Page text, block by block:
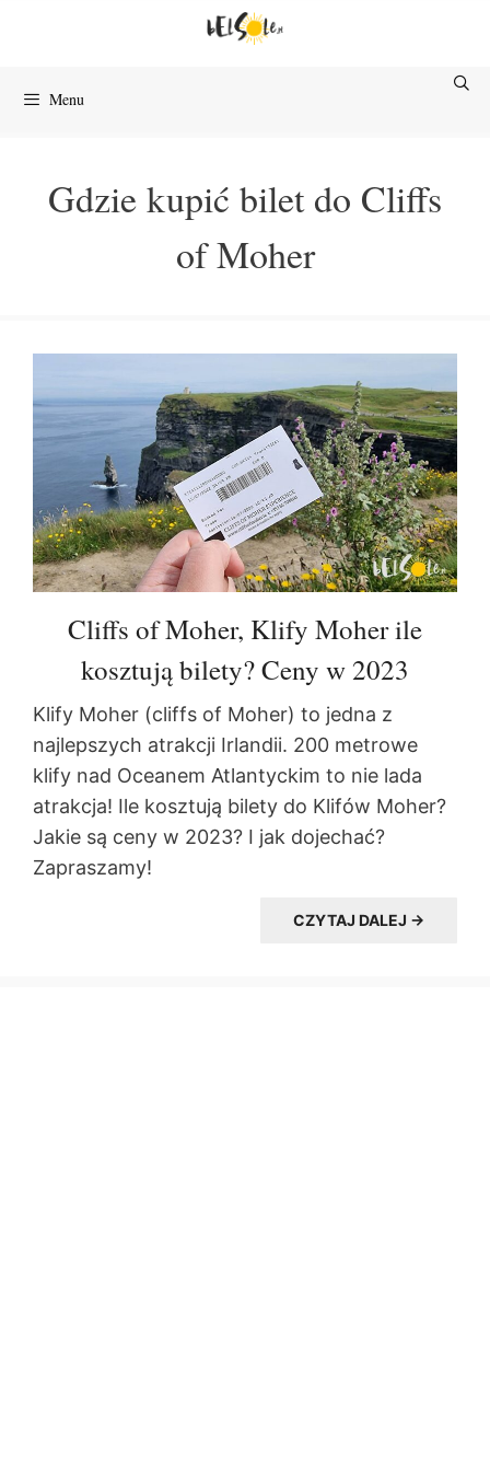
Menu
Gdzie kupić bilet do Cliffs
of Moher
Cliffs of Moher, Klify Moher ile
kosztują bilety? Ceny w 2023
Klify Moher (cliffs of Moher) to jedna z
najlepszych atrakcji Irlandii. 200 metrowe
klify nad Oceanem Atlantyckim to nie lada
atrakcja! Ile kosztują bilety do Klifów Moher?
Jakie są ceny w 2023? I jak dojechać?
Zapraszamy!
CZYTAJ DALEJ →